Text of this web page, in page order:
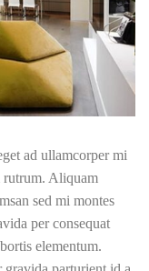
ad ullamcorper mi
rutrum. Aliquam
sed mi montes
per consequat
elementum.